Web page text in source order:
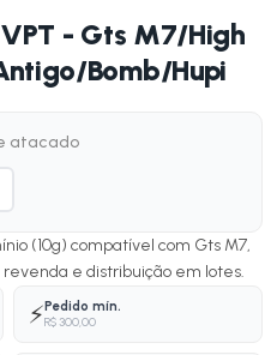
- Gts M7/High
Bomb/Hupi
atacado
(10g) compatível com Gts M7,
revenda e distribuição em lotes.
⚡Pedido mín.
R$ 300,00